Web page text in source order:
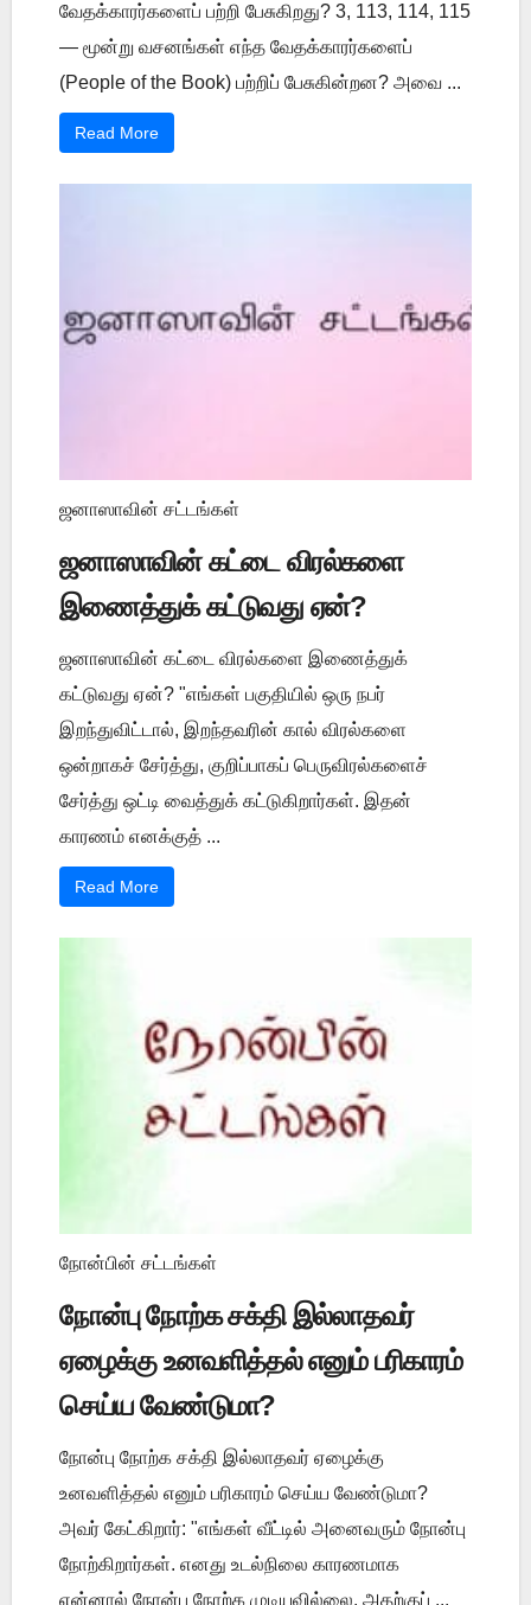
வேதக்காரர்களைப் பற்றி பேசுகிறது? 3, 113, 114, 115
— மூன்று வசனங்கள் எந்த வேதக்காரர்களைப்
(People of the Book) பற்றிப் பேசுகின்றன? அவை ...
Read More
ஜனாஸாவின் சட்டங்கள்
ஜனாஸாவின் கட்டை விரல்களை
இணைத்துக் கட்டுவது ஏன்?
ஜனாஸாவின் கட்டை விரல்களை இணைத்துக்
கட்டுவது ஏன்? "எங்கள் பகுதியில் ஒரு நபர்
இறந்துவிட்டால், இறந்தவரின் கால் விரல்களை
ஒன்றாகச் சேர்த்து, குறிப்பாகப் பெருவிரல்களைச்
சேர்த்து ஒட்டி வைத்துக் கட்டுகிறார்கள். இதன்
காரணம் எனக்குத் ...
Read More
நோன்பின் சட்டங்கள்
நோன்பு நோற்க சக்தி இல்லாதவர்
ஏழைக்கு உனவளித்தல் எனும் பரிகாரம்
செய்ய வேண்டுமா?
நோன்பு நோற்க சக்தி இல்லாதவர் ஏழைக்கு
உனவளித்தல் எனும் பரிகாரம் செய்ய வேண்டுமா?
அவர் கேட்கிறார்: "எங்கள் வீட்டில் அனைவரும் நோன்பு
நோற்கிறார்கள். எனது உடல்நிலை காரணமாக
என்னால் நோன்பு நோற்க முடியவில்லை. அதற்குப் ...